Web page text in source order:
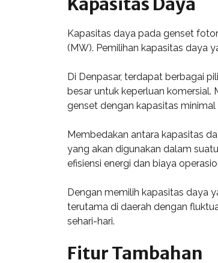
Kapasitas daya pada genset
(MW). Pemilihan kapasitas daya
Di Denpasar, terdapat berbagai
besar untuk keperluan komersial.
genset dengan kapasitas
Membedakan antara kapasitas
yang akan digunakan dalam
efisiensi energi dan biaya
Dengan memilih kapasitas daya
terutama di daerah dengan
sehari-hari.
Fitur Tambahan